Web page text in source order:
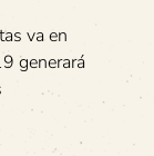
va en
generará